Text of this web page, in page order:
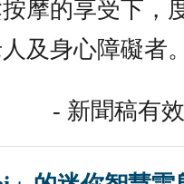
摩的享受下，
及身心障礙者
- 新聞稿有